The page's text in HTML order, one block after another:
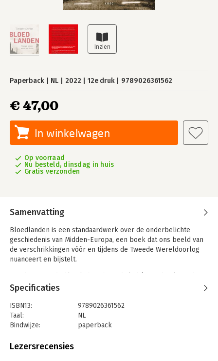
Paperback NL 2022 12e druk 9789026361562
€ 47,00
In winkelwagen
Op voorraad
Nu besteld, dinsdag in huis
Gratis verzonden
Samenvatting
Bloedlanden is een standaardwerk over de onderbelichte
geschiedenis van Midden-Europa, een boek dat ons beeld van
de verschrikkingen vóór en tijdens de Tweede Wereldoorlog
nuanceert en bijstelt.
Holocaust, terwijl veruit de meeste Joodse slachtoffers in
Midden-Europa vielen. In het huidige Oekraïne, Wit-Rusland,
Polen en de Baltische staten hebben de nazi’s naast ruim vier
miljoen Joden ook miljoenen andere burgers systematisch
vermoord. Zij werden ter plaatse doodgeschoten. Toch is deze
verschrikkingen die plaatsvonden in de concentratiekampen.
Specificaties
ISBN13:
9789026361562
Taal:
NL
Bindwijze:
paperback
Uitgever:
Lezersrecensies